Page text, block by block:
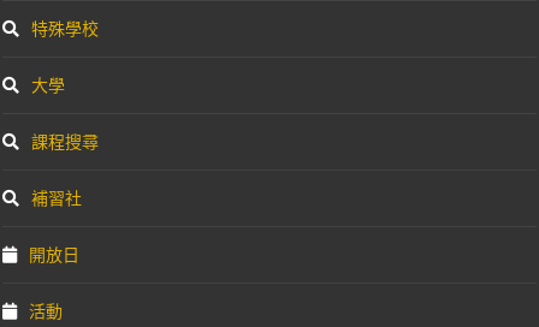
特殊學校
大學
課程搜尋
補習社
開放日
活動